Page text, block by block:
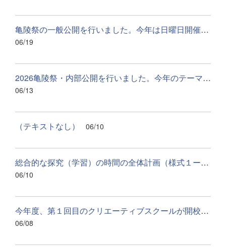
亀陵祭の一般公開を行いました。今年は日曜日開催ということで多...
06/19
2026亀陵祭・内部公開を行いました。今年のテーマは「星花」です...
06/13
（テキストなし） 06/10
総合的な探究（学習）の時間の全体計画（様式１ー１）.pdf
06/10
今年度、第１回目のクリエーティブスクールが開校されました。今...
06/08